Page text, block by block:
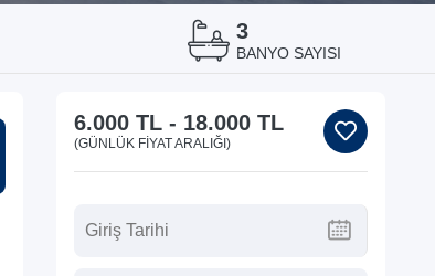
3
BANYO SAYISI
6.000 TL- 18.000 TL
(GÜNLÜK FIYAT ARALIĞI)